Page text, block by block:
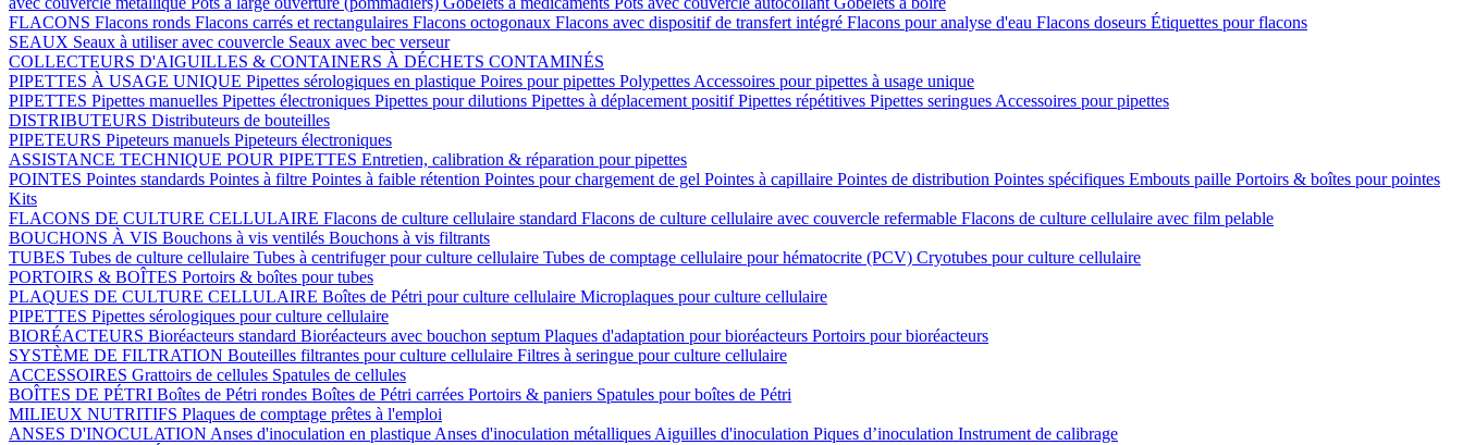
FLACONS Flacons ronds Flacons carrés et rectangulaires Flacons octogonaux Flacons avec dispositif de transfert intégré Flacons pour analyse d'eau Flacons doseurs Étiquettes pour flacons
SEAUX Seaux à utiliser avec couvercle Seaux avec bec verseur
COLLECTEURS D'AIGUILLES & CONTAINERS À DÉCHETS CONTAMINÉS
PIPETTES À USAGE UNIQUE Pipettes sérologiques en plastique Poires pour pipettes Polypettes Accessoires pour pipettes à usage unique
PIPETTES Pipettes manuelles Pipettes électroniques Pipettes pour dilutions Pipettes à déplacement positifPipettes répétitives Pipettes seringues Accessoires pour pipettes
DISTRIBUTEURS Distributeurs de bouteilles
PIPETEURS Pipeteurs manuels Pipeteurs électroniques
ASSISTANCE TECHNIQUE POUR PIPETTES Entretien, calibration & réparation pour pipettes
POINTES Pointes standards Pointes à filtre Pointes à faible rétention Pointes pour chargement de gel Pointes à capillaire Pointes de distribution Pointes spécifiques Embouts paille Portoirs & boîtes pour pointes
Kits
FLACONS DE CULTURE CELLULAIRE Flacons de culture cellulaire standard Flacons de culture cellulaire avec couvercle refermable Flacons de culture cellulaire avec film pelable
BOUCHONS À VIS Bouchons à vis ventilés Bouchons à vis filtrants
TUBES Tubes de culture cellulaire Tubes à centrifuger pour culture cellulaire Tubes de comptage cellulaire pour hématocrite (PCV) Cryotubes pour culture cellulaire
PORTOIRS & BOÎTES Portoirs & boîtes pour tubes
PLAQUES DE CULTURE CELLULAIRE Boîtes de Pétri pour culture cellulaire Microplaques pour culture cellulaire
PIPETTES Pipettes sérologiques pour culture cellulaire
BIORÉACTEURS Bioréacteurs standard Bioréacteurs avec bouchon septum Plaques d'adaptation pour bioréacteurs Portoirs pour bioréacteurs
SYSTÈME DE FILTRATION Bouteilles filtrantes pour culture cellulaire Filtres à seringue pour culture cellulaire
ACCESSOIRES Grattoirs de cellules Spatules de cellules
BOÎTES DE PÉTRI Boîtes de Pétri rondes Boîtes de Pétri carrées Portoirs & paniers Spatules pour boîtes de Pétri
MILIEUX NUTRITIFS Plaques de comptage prêtes à l'emploi
ANSES D'INOCULATION Anses d'inoculation en plastique Anses d'inoculation métalliques Aiguilles d'inoculation Piques d’inoculation Instrument de calibrage